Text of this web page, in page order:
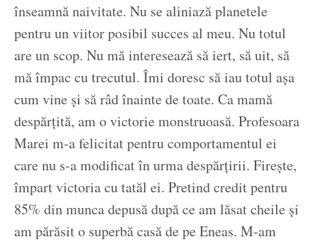
înseamnă naivitate. Nu se aliniază planetele
pentru un viitor posibil succes al meu. Nu totul
are un scop. Nu mă interesează să iert, să uit, să
mă împac cu trecutul. Îmi doresc să iau totul așa
cum vine și să râd înainte de toate. Ca mamă
despărțită, am o victorie monstruoasă. Profesoara
Marei m-a felicitat pentru comportamentul ei
care nu s-a modificat în urma despărțirii. Firește,
împart victoria cu tatăl ei. Pretind credit pentru
85% din munca depusă după ce am lăsat cheile și
am părăsit o superbă casă de pe Eneas. M-am